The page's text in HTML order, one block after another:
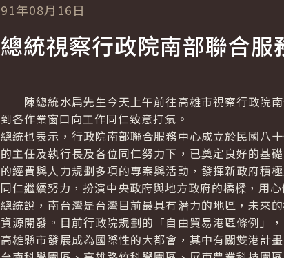
91年08月16日
總統視察行政院南部聯合服
陳總統水扁先生今天上午前往高雄市視察行政院
到各作業窗口向工作同仁致意打氣。
總統也表示，行政院南部聯合服務中心成立於民國八
的主任及執行長及各位同仁努力下，已奠定良好的基
的經費與人力規劃多項的專案與活動，發揮新政府積
同仁繼續努力，扮演中央政府與地方政府的橋樑，用
總統說，南台灣是台灣目前最具有潛力的地區，未來
資源開發。目前行政院規劃的「自由貿易港區條例」
高雄縣市發展成為國際性的大都會，其中有關雙港計